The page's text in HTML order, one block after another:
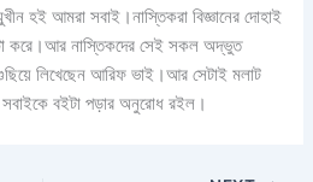
হই আমরা সবাই।নাস্তিকরা বিজ্ঞানের দোহাই
করে।আর নাস্তিকদের সেই সকল অদ্ভুত
লিখেছেন আরিফ ভাই।আর সেটাই মলাট
বইটা পড়ার অনুরোধ রইল।